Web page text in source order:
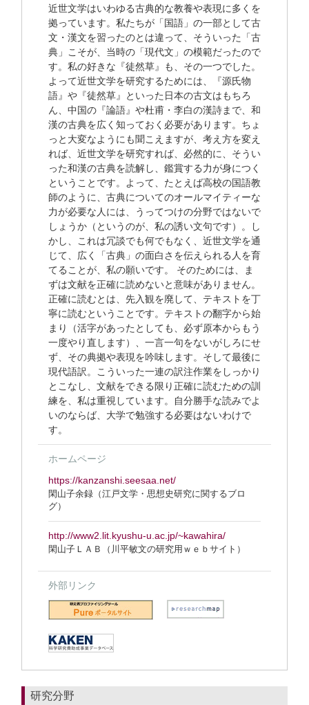
近世文学はいわゆる古典的な教養や表現に多くを
拠っています。私たちが「国語」の一部として古
文・漢文を習ったのとは違って、そういった「古
典」こそが、当時の「現代文」の模範だったので
す。私の好きな『徒然草』も、その一つでした。
よって近世文学を研究するためには、『源氏物
語』や『徒然草』といった日本の古文はもちろ
ん、中国の『論語』や杜甫・李白の漢詩まで、和
漢の古典を広く知っておく必要があります。ちょ
っと大変なようにも聞こえますが、考え方を変え
れば、近世文学を研究すれば、必然的に、そうい
った和漢の古典を読解し、鑑賞する力が身につく
ということです。よって、たとえば高校の国語教
師のように、古典についてのオールマイティーな
力が必要な人には、うってつけの分野ではないで
しょうか（というのが、私の誘い文句です）。し
かし、これは冗談でも何でもなく、近世文学を通
じて、広く「古典」の面白さを伝えられる人を育
てることが、私の願いです。 そのためには、ま
ずは文献を正確に読めないと意味がありません。
正確に読むとは、先入観を廃して、テキストを丁
寧に読むということです。テキストの翻字から始
まり（活字があったとしても、必ず原本からもう
一度やり直します）、一言一句をないがしろにせ
ず、その典拠や表現を吟味します。そして最後に
現代語訳。こういった一連の訳注作業をしっかり
とこなし、文献をできる限り正確に読むための訓
練を、私は重視しています。自分勝手な読みでよ
いのならば、大学で勉強する必要はないわけで
す。
ホームページ
https://kanzanshi.seesaa.net/
閑山子余録（江戸文学・思想史研究に関するブロ
グ）
http://www2.lit.kyushu-u.ac.jp/~kawahira/
閑山子ＬＡＢ（川平敏文の研究用ｗｅｂサイト）
外部リンク
研究分野